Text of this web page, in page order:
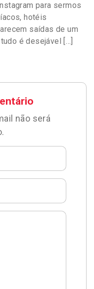
para sermos
hotéis
saídas de um
é desejável […]
não será